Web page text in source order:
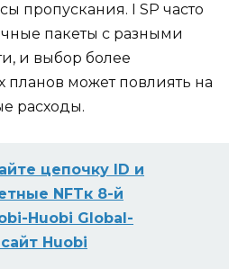
пропускания. I SP часто
пакеты с разными
и выбор более
планов может повлиять на
расходы.
цепочку ID и
NFTк 8-й
Huobi Global-
Huobi